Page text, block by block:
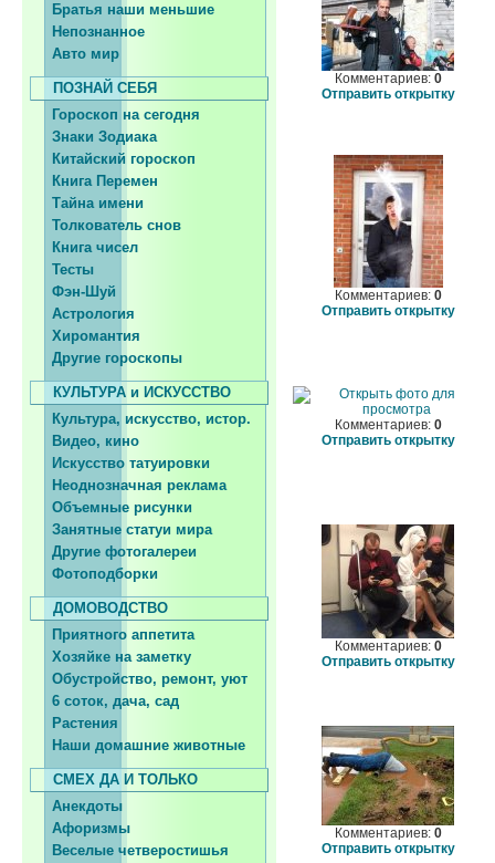
Братья наши меньшие
Непознанное
Авто мир
ПОЗНАЙ СЕБЯ
Гороскоп на сегодня
Знаки Зодиака
Китайский гороскоп
Книга Перемен
Тайна имени
Толкователь снов
Книга чисел
Тесты
Фэн-Шуй
Астрология
Хиромантия
Другие гороскопы
КУЛЬТУРА и ИСКУССТВО
Культура, искусство, истор.
Видео, кино
Искусство татуировки
Неоднозначная реклама
Объемные рисунки
Занятные статуи мира
Другие фотогалереи
Фотоподборки
ДОМОВОДСТВО
Приятного аппетита
Хозяйке на заметку
Обустройство, ремонт, уют
6 соток, дача, сад
Растения
Наши домашние животные
СМЕХ ДА И ТОЛЬКО
Анекдоты
Афоризмы
Веселые четверостишья
Комментариев: 0
Отправить открытку
Комментариев: 0
Отправить открытку
Комментариев: 0
Отправить открытку
Комментариев: 0
Отправить открытку
Комментариев: 0
Отправить открытку